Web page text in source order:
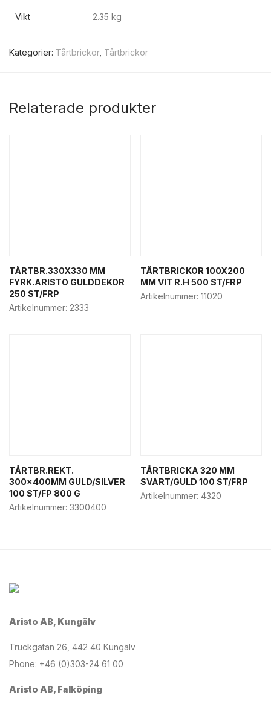
Vikt 2.35 kg
Kategorier: Tårtbrickor, Tårtbrickor
Relaterade produkter
TÅRTBR.330X330 MM
FYRK.ARISTO GULDDEKOR
250 ST/FRP
Artikelnummer: 2333
TÅRTBRICKOR 100X200
MM VIT R.H 500 ST/FRP
Artikelnummer: 11020
TÅRTBR.REKT.
300x400MM GULD/SILVER
100 ST/FP 800 G
Artikelnummer: 3300400
TÅRTBRICKA 320 MM
SVART/GULD 100 ST/FRP
Artikelnummer: 4320
Aristo AB, Kungälv
Truckgatan 26, 442 40 Kungälv
Phone: +46 (0)303-24 61 00
Aristo AB, Falköping